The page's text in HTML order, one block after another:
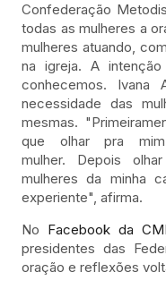
Confederação
todas as mulheres a
mulheres atuando,
na igreja. A
conhecemos. Ivana
necessidade das
mesmas.
que olhar pra
mulher. Depois
mulheres da minha
experiente", afirma.
No Facebook da
presidentes das
oração e reflexões